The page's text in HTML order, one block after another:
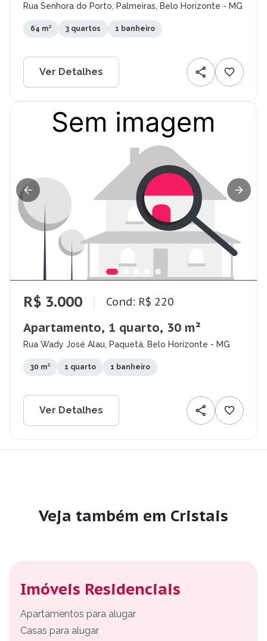
Rua Senhora do Porto, Palmeiras, Belo Horizonte - MG
64 m² 3 quartos 1 banheiro
Ver Detalhes
R$ 3.000 Cond: R$ 220
Apartamento, 1 quarto, 30 m²
Rua Wady José Alau, Paquetá, Belo Horizonte - MG
30 m² 1 quarto 1 banheiro
Ver Detalhes
Veja também em Cristais
Imóveis Residenciais
Apartamentos para alugar
Casas para alugar